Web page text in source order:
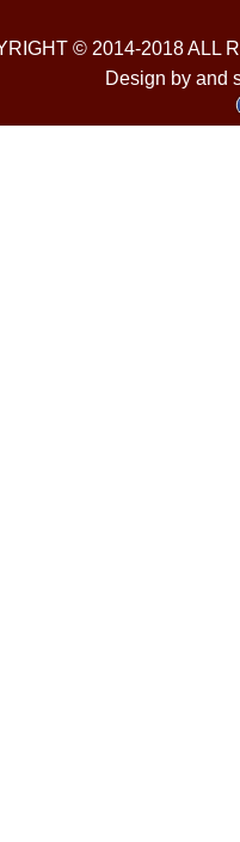
© 2014-2018 ALL
Design by and